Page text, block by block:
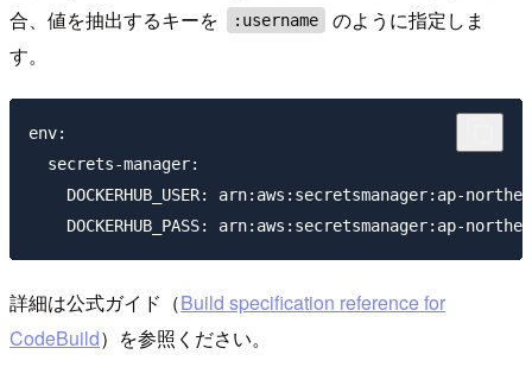
合、値を抽出するキーを
:username
のように指定しま
す。
env:
  secrets-manager:
DOCKERHUB_USER: arn:aws:secretsmanager:ap-
詳細は公式ガイド（Build specification reference for
CodeBuild）を参照ください。